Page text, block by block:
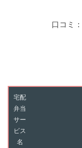
口コミ：
宅配
弁当
サー
ビス
名